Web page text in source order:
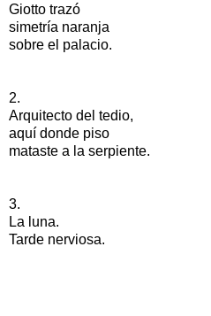
Giotto trazó
simetría naranja
sobre el palacio.
2.
Arquitecto del tedio,
aquí donde piso
mataste a la serpiente.
3.
La luna.
Tarde nerviosa.